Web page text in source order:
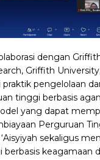
dengan
Griffith
pengelolaan
tinggi berbasis
yang dapat
Perguruan
sekaligus
keagamaan